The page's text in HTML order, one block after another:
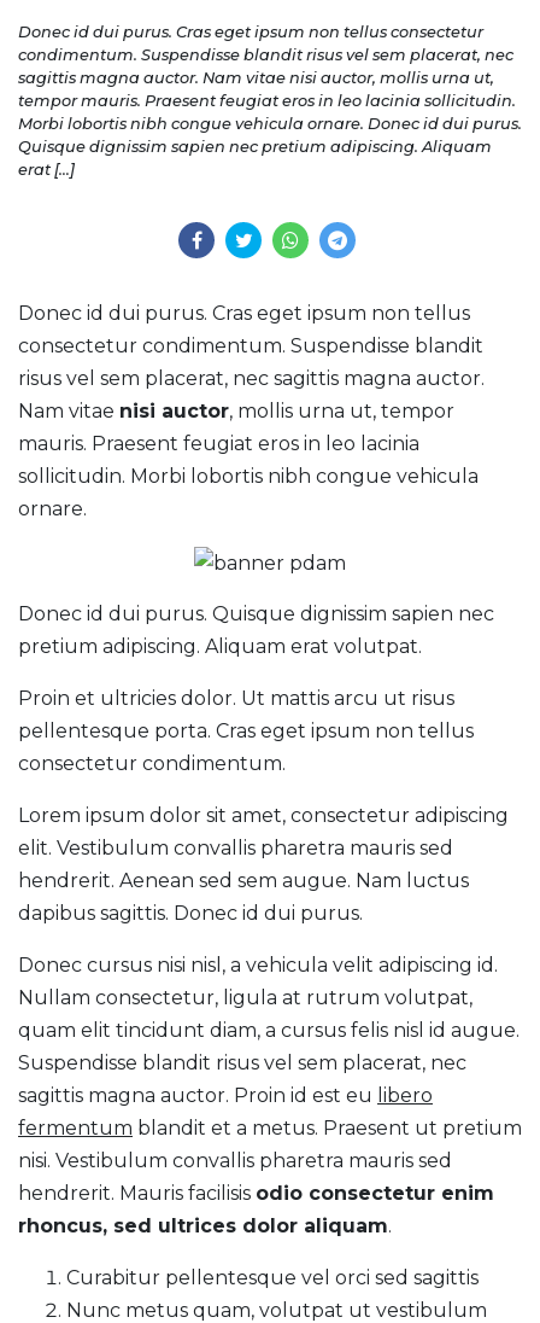
Donec id dui purus. Cras eget ipsum non tellus consectetur
condimentum. Suspendisse blandit risus vel sem placerat, nec
sagittis magna auctor. Nam vitae nisi auctor, mollis urna ut,
tempor mauris. Praesent feugiat eros in leo lacinia sollicitudin.
Morbi lobortis nibh congue vehicula ornare. Donec id dui purus.
Quisque dignissim sapien nec pretium adipiscing. Aliquam
erat […]
Donec id dui purus. Cras eget ipsum non tellus
consectetur condimentum. Suspendisse blandit
risus vel sem placerat, nec sagittis magna auctor.
Nam vitae nisi auctor, mollis urna ut, tempor
mauris. Praesent feugiat eros in leo lacinia
sollicitudin. Morbi lobortis nibh congue vehicula
ornare.
Donec id dui purus. Quisque dignissim sapien nec
pretium adipiscing. Aliquam erat volutpat.
Proin et ultricies dolor. Ut mattis arcu ut risus
pellentesque porta. Cras eget ipsum non tellus
consectetur condimentum.
Lorem ipsum dolor sit amet, consectetur adipiscing
elit. Vestibulum convallis pharetra mauris sed
hendrerit. Aenean sed sem augue. Nam luctus
dapibus sagittis. Donec id dui purus.
Donec cursus nisi nisl, a vehicula velit adipiscing id.
Nullam consectetur, ligula at rutrum volutpat,
quam elit tincidunt diam, a cursus felis nisl id augue.
Suspendisse blandit risus vel sem placerat, nec
sagittis magna auctor. Proin id est eu libero
fermentum blandit et a metus. Praesent ut pretium
nisi. Vestibulum convallis pharetra mauris sed
hendrerit. Mauris facilisis odio consectetur enim
rhoncus, sed ultrices dolor aliquam.
Curabitur pellentesque vel orci sed sagittis
Nunc metus quam, volutpat ut vestibulum